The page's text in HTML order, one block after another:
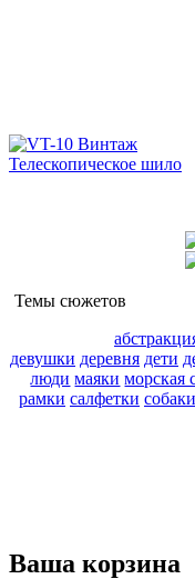
Темы сюжетов
девушки деревня дети
люди маяки морская
рамки салфетки собаки
Ваша корзина